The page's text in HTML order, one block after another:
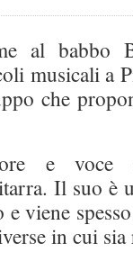
al babbo
musicali a
che
e voce
Il suo è
viene
in cui